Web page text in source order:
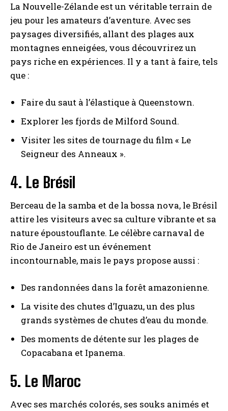
La Nouvelle-Zélande est un véritable terrain de
jeu pour les amateurs d’aventure. Avec ses
paysages diversifiés, allant des plages aux
montagnes enneigées, vous découvrirez un
pays riche en expériences. Il y a tant à faire, tels
que :
Faire du saut à l’élastique à Queenstown.
Explorer les fjords de Milford Sound.
Visiter les sites de tournage du film « Le
Seigneur des Anneaux ».
4. Le Brésil
Berceau de la samba et de la bossa nova, le Brésil
attire les visiteurs avec sa culture vibrante et sa
nature époustouflante. Le célèbre carnaval de
Rio de Janeiro est un événement
incontournable, mais le pays propose aussi :
Des randonnées dans la forêt amazonienne.
La visite des chutes d’Iguazu, un des plus
grands systèmes de chutes d’eau du monde.
Des moments de détente sur les plages de
Copacabana et Ipanema.
5. Le Maroc
Avec ses marchés colorés, ses souks animés et